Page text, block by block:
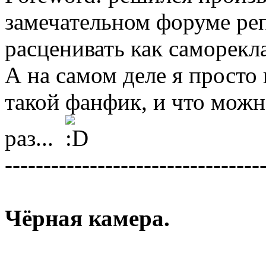
замечательном форуме
расценивать как
А на самом деле я
такой фанфик, и что
раз...
Чёрная камера.